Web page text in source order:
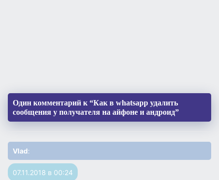
Один комментарий к “Как в whatsapp удалить
сообщения у получателя на айфоне и андроид”
Vlad:
07.11.2018 в 00:24